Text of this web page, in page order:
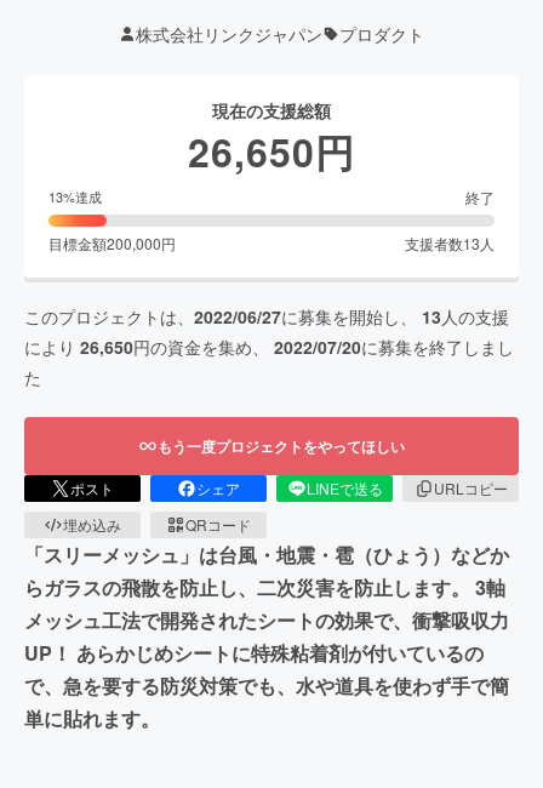
株式会社リンクジャパン プロダクト
現在の支援総額
26,650円
13%達成 終了
目標金額200,000円 支援者数13 人
このプロジェクトは、 2022/06/27に募集を開始し、 13 人の支援
により 26,650円の資金を集め、 2022/07/20に募集を終了しまし
た
もう一度プロジェクトをやってほしい
ポスト シェア LINEで送る
URLコピー
埋め込み
QRコード
「スリーメッシュ」は台風・地震・雹（ひょう）などか
らガラスの飛散を防止し、二次災害を防止します。 3軸
メッシュ工法で開発されたシートの効果で、衝撃吸収力
UP！ あらかじめシートに特殊粘着剤が付いているの
で、急を要する防災対策でも、水や道具を使わず手で簡
単に貼れます。